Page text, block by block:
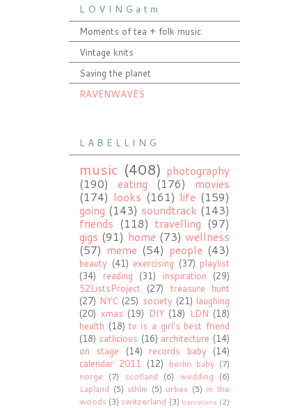
L O V I N G a t m
Moments of tea + folk music
Vintage knits
Saving the planet
RAVENWAVES
L A B E L L I N G
music (408) photography
(190)
eating (176)
movies
(174) looks (161) life (159)
going (143) soundtrack (143)
friends (118) travelling (97)
gigs (91) home (73) wellness
(57) meme (54) people (43)
beauty (41) exercising (37) playlist
(34)
reading (31) inspiration
(29)
52ListsProject
(27)
treasure hunt
(27) NYC (25) society (21) laughing
(20) xmas (19) DIY (18) LDN (18)
health (18) tv is a girl's best friend
(18) catlicious (16) architecture (14)
on stage
(14) records baby (14)
calendar 2011
(12) berlin baby (7)
norge (7) scotland (6) wedding (6)
Lapland (5) sthlm (5) urbex (5) in the
woods (3) switzerland (3) barcelona (2)